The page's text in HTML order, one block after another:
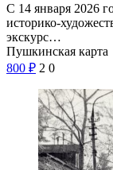
С 14 января 2026
историко-
экскурс…
Пушкинская карта
800 ₽ 2 0